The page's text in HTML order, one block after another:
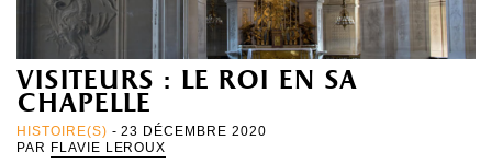
visiteurs : le roi en sa
chapelle
HISTOIRE(S) - 23 DÉCEMBRE 2020
PAR FLAVIE LEROUX